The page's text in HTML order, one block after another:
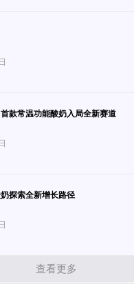
款常温功能酸奶入局全新赛道
探索全新增长路径
查看更多